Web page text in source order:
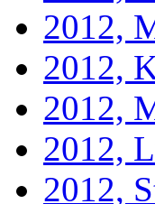
2012,
2012,
2012,
2012,
2012,